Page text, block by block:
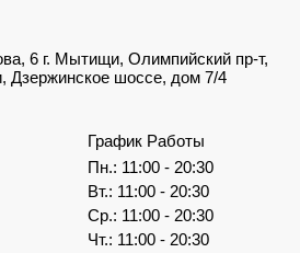
6 г. Мытищи, Олимпийский пр-т,
Дзержинское шоссе, дом 7/4
График Работы
Пн.: 11:00 - 20:30
Вт.: 11:00 - 20:30
Ср.: 11:00 - 20:30
Чт.: 11:00 - 20:30